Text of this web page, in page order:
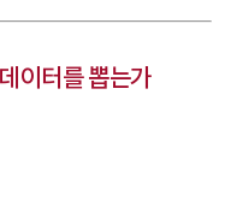
이터를 뽑는가